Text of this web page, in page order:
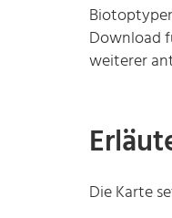
Download
weiterer
Die Karte